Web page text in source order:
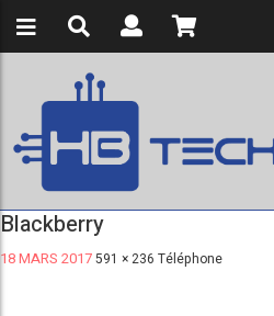
Blackberry
18 MARS 2017591 × 236 Téléphone